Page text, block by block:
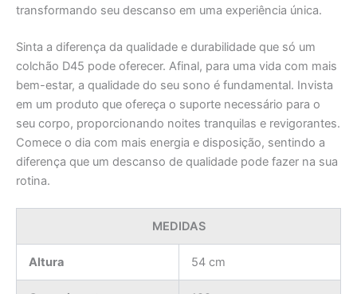
transformando seu descanso em uma experiência única.
Sinta a diferença da qualidade e durabilidade que só um
colchão D45 pode oferecer. Afinal, para uma vida com mais
bem-estar, a qualidade do seu sono é fundamental. Invista
em um produto que ofereça o suporte necessário para o
seu corpo, proporcionando noites tranquilas e revigorantes.
Comece o dia com mais energia e disposição, sentindo a
diferença que um descanso de qualidade pode fazer na sua
rotina.
MEDIDAS
Altura 54 cm